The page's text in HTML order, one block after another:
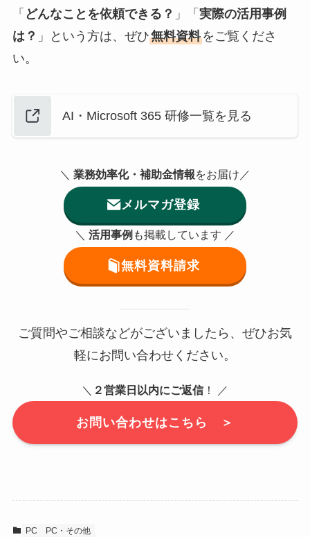
「 どんなことを依頼できる？ 」「 実際の活用事例
は？ 」という方は、ぜひ無料資料をご覧くださ
い。
AI・Microsoft 365 研修一覧を見る
＼ 業務効率化・補助金情報をお届け／
メルマガ登録
＼ 活用事例 も掲載しています ／
無料資料請求
ご質問やご相談などがございましたら、ぜひお気
軽にお問い合わせください。
＼ ２営業日以内にご返信！ ／
お問い合わせはこちら ＞
PC PC・その他